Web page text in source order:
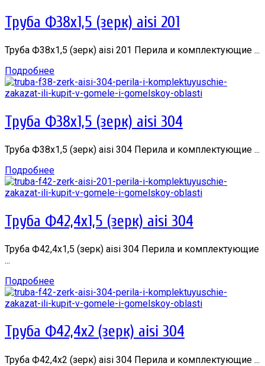
Труба Ф38х1,5 (зерк) aisi 201
Труба Ф38х1,5 (зерк) aisi 201 Перила и комплектующие ...
Подробнее
Труба Ф38х1,5 (зерк) aisi 304
Труба Ф38х1,5 (зерк) aisi 304 Перила и комплектующие ...
Подробнее
Труба Ф42,4х1,5 (зерк) aisi 304
Труба Ф42,4х1,5 (зерк) aisi 304 Перила и комплектующие
...
Подробнее
Труба Ф42,4х2 (зерк) aisi 304
Труба Ф42,4х2 (зерк) aisi 304 Перила и комплектующие ...